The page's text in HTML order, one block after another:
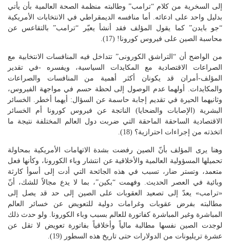
إلى السخرية من كلام “ترامب” وطالبته منظمة الصحة العالمية بأن يأتي
بدليل واحد على ادعائه. أما منافسه الديمقراطي في الانتخابات الأمريكية
“جو بايدن” كما يقول المؤلف فقد أنشأ يعيّر “ترامب” بالتقاعس عن
محاسبة الصين على فيروس كورونا! (17).
من الواضح أن “التراشق الكورونى” تتداخل فيه المنافسات الانتخابية مع
الصراعات الاقتصادية مع المكايدات السياسية، ويفسره -في تقدير
المؤلف-أمران قد يكونان أكثر أهمية من المنافسات والصراعات
والمكايدات. أولهما عدم الوصول إلى لحظة حسم في مواجهة الفيروس،
وثانيهما الحيرة في تقديم إجابة حاسمة عن السؤال: أيهما أخطر. الخسائر
البشرية (الإصابات والضحايا) الناتجة عن فيروس كورونا أم الخسائر
الاقتصادية الساحقة الماحقة التي ضربت دول العالم المختلفة نتيجة ما
اتخذته من إجراءات احترازية؟ (18).
وهنا يرى المؤلف بأنّ الصين رفضت بشدة الاتهامات الأمريكية بمحاولة
تحميلها المسؤولية العالمية والأخلاقية عن انتشار وباء الكورونا، وكأنها فعل
متعمد، وتستر ضار، تسبب في هذه الجائحة التي أدت إلى أسوأ كارثة
وبائية في العصر الحديث. وفهمت “بكين”، بما لا يدع مجالاً للشك، أنّ
«ترامب» يعدّ إلى تصعيد العقوبات على الصين إلى حد قد يصل إلى
مطالبته بفرض عقوبات وغرامات دولية للتعويض عن خسائر العالم
المباشرة وغير المباشرة كفاتورة للعالم بسبب وباء الكورونا. ولو حدث ذلك
لوجدت الصين نفسها مطالبة مالياً وأخلاقياً بفاتورة تعويض لا تقل عن
عشرة تريليونات من الدولارات حتى تاريخ هذه السطور (19).